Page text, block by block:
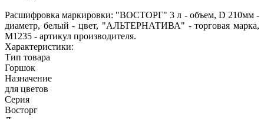
Расшифровка маркировки: "ВОСТОРГ" 3 л - объем, D 210мм -
диаметр, белый - цвет, "АЛЬТЕРНАТИВА" - торговая марка,
М1235 - артикул производителя.
Характеристики:
Тип товара
Горшок
Назначение
для цветов
Серия
Восторг